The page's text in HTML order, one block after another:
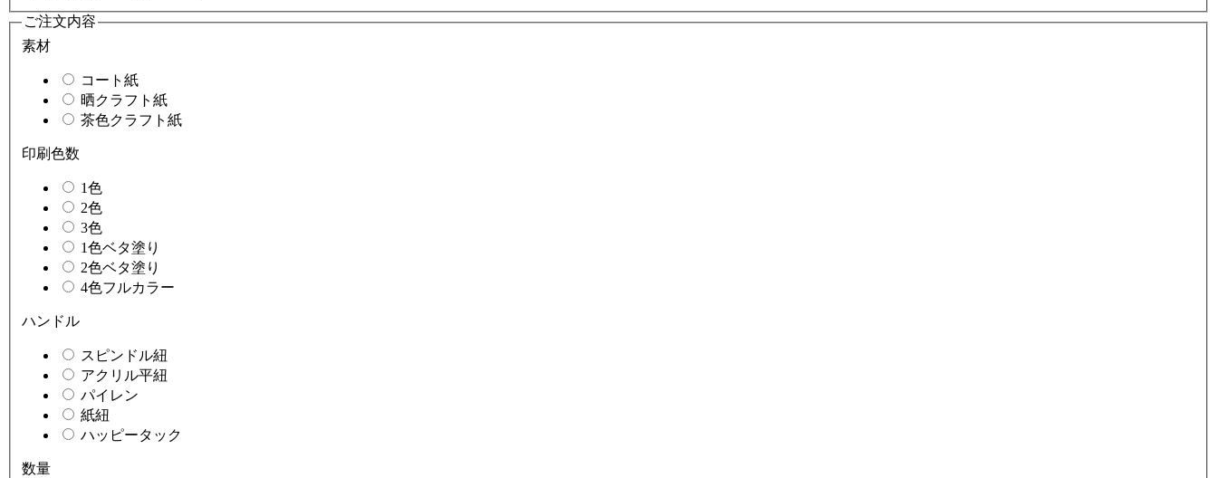
ご注文内容
素材
コート紙
晒クラフト紙
茶色クラフト紙
印刷色数
1色
2色
3色
1色ベタ塗り
2色ベタ塗り
4色フルカラー
ハンドル
スピンドル紐
アクリル平紐
パイレン
紙紐
ハッピータック
数量